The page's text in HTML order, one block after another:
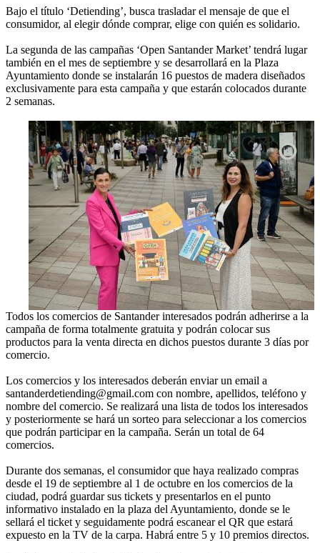
Bajo el título ‘Detiending’, busca trasladar el mensaje de que el
consumidor, al elegir dónde comprar, elige con quién es solidario.
La segunda de las campañas ‘Open Santander Market’ tendrá lugar
también en el mes de septiembre y se desarrollará en la Plaza
Ayuntamiento donde se instalarán 16 puestos de madera diseñados
exclusivamente para esta campaña y que estarán colocados durante
2 semanas.
Todos los comercios de Santander interesados podrán adherirse a la
campaña de forma totalmente gratuita y podrán colocar sus
productos para la venta directa en dichos puestos durante 3 días por
comercio.
Los comercios y los interesados deberán enviar un email a
santanderdetiending@gmail.com con nombre, apellidos, teléfono y
nombre del comercio. Se realizará una lista de todos los interesados
y posteriormente se hará un sorteo para seleccionar a los comercios
que podrán participar en la campaña. Serán un total de 64
comercios.
Durante dos semanas, el consumidor que haya realizado compras
desde el 19 de septiembre al 1 de octubre en los comercios de la
ciudad, podrá guardar sus tickets y presentarlos en el punto
informativo instalado en la plaza del Ayuntamiento, donde se le
sellará el ticket y seguidamente podrá escanear el QR que estará
expuesto en la TV de la carpa. Habrá entre 5 y 10 premios directos.